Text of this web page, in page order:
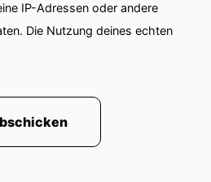
IP-Adressen oder andere
Die Nutzung deines echten